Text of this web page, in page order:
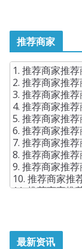
推荐商家
最新资讯